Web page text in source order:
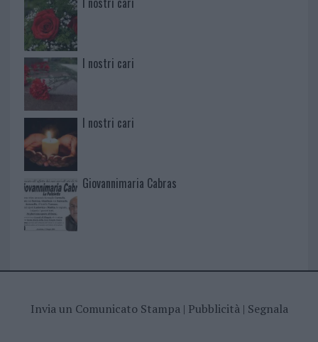
I nostri cari
I nostri cari
Giovannimaria Cabras
Invia un Comunicato Stampa| Pubblicità| Segnala